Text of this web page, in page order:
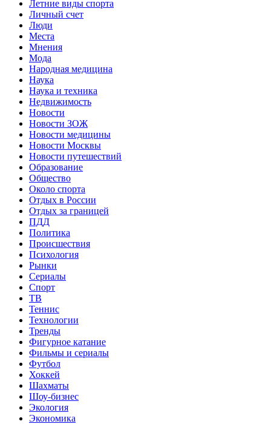
Летние виды спорта
Личный счет
Люди
Места
Мнения
Мода
Народная медицина
Наука
Наука и техника
Недвижимость
Новости
Новости ЗОЖ
Новости медицины
Новости Москвы
Новости путешествий
Образование
Общество
Около спорта
Отдых в России
Отдых за границей
ПДД
Политика
Происшествия
Психология
Рынки
Сериалы
Спорт
ТВ
Теннис
Технологии
Тренды
Фигурное катание
Фильмы и сериалы
Футбол
Хоккей
Шахматы
Шоу-бизнес
Экология
Экономика